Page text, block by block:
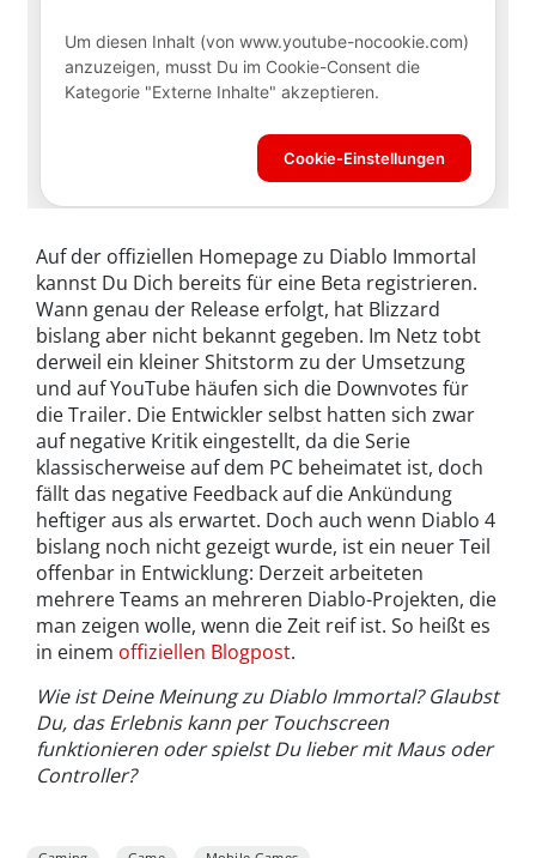
Auf der offiziellen Homepage zu Diablo Immortal
kannst Du Dich bereits für eine Beta registrieren.
Wann genau der Release erfolgt, hat Blizzard
bislang aber nicht bekannt gegeben. Im Netz tobt
derweil ein kleiner Shitstorm zu der Umsetzung
und auf YouTube häufen sich die Downvotes für
die Trailer. Die Entwickler selbst hatten sich zwar
auf negative Kritik eingestellt, da die Serie
klassischerweise auf dem PC beheimatet ist, doch
fällt das negative Feedback auf die Ankündung
heftiger aus als erwartet. Doch auch wenn Diablo 4
bislang noch nicht gezeigt wurde, ist ein neuer Teil
offenbar in Entwicklung: Derzeit arbeiteten
mehrere Teams an mehreren Diablo-Projekten, die
man zeigen wolle, wenn die Zeit reif ist. So heißt es
in einem offiziellen Blogpost.
Wie ist Deine Meinung zu Diablo Immortal? Glaubst
Du, das Erlebnis kann per Touchscreen
funktionieren oder spielst Du lieber mit Maus oder
Controller?